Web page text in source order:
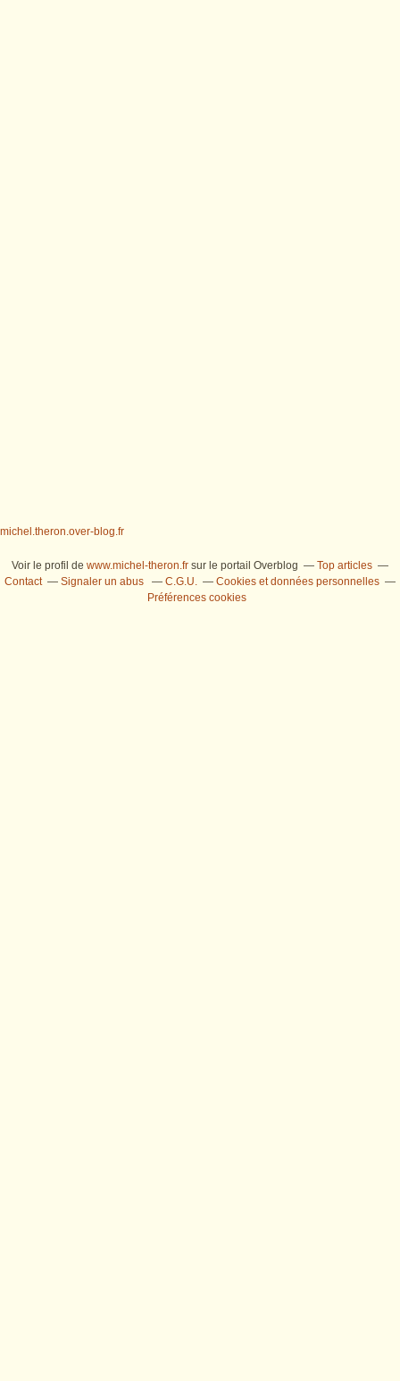
michel.theron.over-blog.fr
Voir le profil de www.michel-theron.fr sur le portail Overblog
Top articles
Contact
Signaler un abus C.G.U.
Cookies et données personnelles
Préférences cookies